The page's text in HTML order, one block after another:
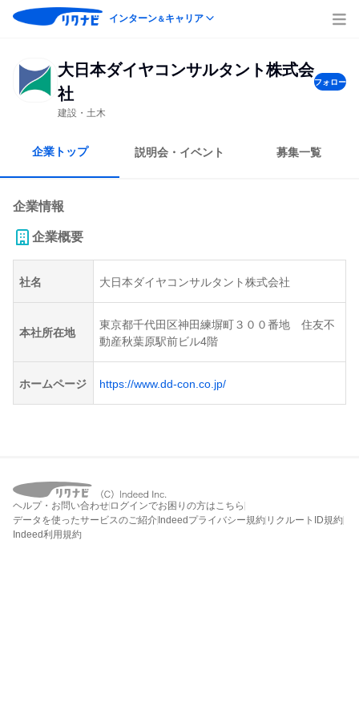
インターン＆キャリア
大日本ダイヤコンサルタント株式会
社
フォロー
建設・土木
企業トップ 説明会・イベント 募集一覧
企業情報
企業概要
社名 大日本ダイヤコンサルタント株式会社
本社所在地
東京都千代田区神田練塀町３００番地 住友不
動産秋葉原駅前ビル4階
ホームページ https://www.dd-con.co.jp/
ヘルプ・お問い合わせ ログインでお困りの方はこちら
データを使ったサービスのご紹介 Indeedプライバシー規約 リクルートID規約
Indeed利用規約